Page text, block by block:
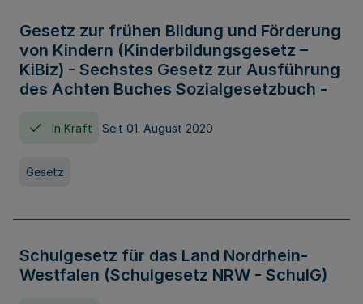
Gesetz zur frühen Bildung und Förderung
von Kindern (Kinderbildungsgesetz –
KiBiz) - Sechstes Gesetz zur Ausführung
des Achten Buches Sozialgesetzbuch -
In Kraft Seit 01. August 2020
Gesetz
Schulgesetz für das Land Nordrhein-
Westfalen (Schulgesetz NRW - SchulG)